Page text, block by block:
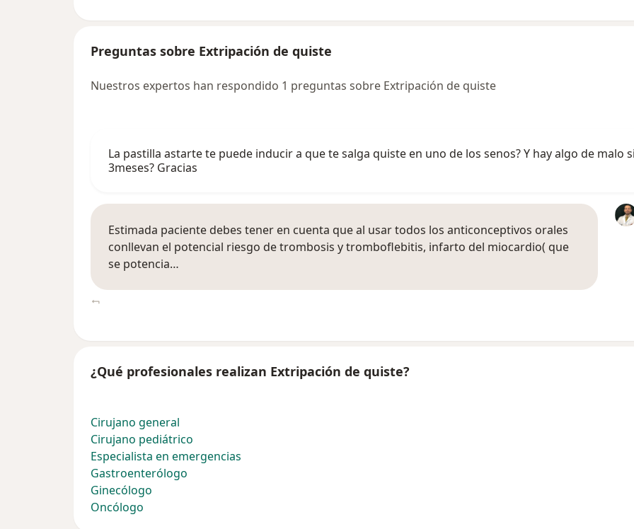
Preguntas sobre Extripación de quiste
Nuestros expertos han respondido 1 preguntas sobre Extripación de quiste
La pastilla astarte te puede inducir a que te salga quiste en uno de los senos? Y hay algo de malo
3meses? Gracias
Estimada paciente debes tener en cuenta que al usar todos los anticonceptivos orales
conllevan el potencial riesgo de trombosis y tromboflebitis, infarto del miocardio( que
se potencia…
¿Qué profesionales realizan Extripación de quiste?
Cirujano general
Cirujano pediátrico
Especialista en emergencias
Gastroenterólogo
Ginecólogo
Oncólogo